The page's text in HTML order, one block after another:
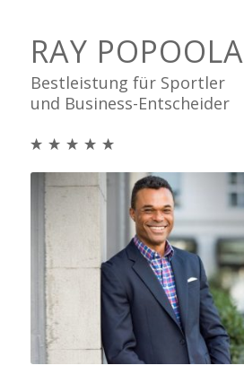
RAY POPOOLA
Bestleistung für Sportler
und Business-Entscheider